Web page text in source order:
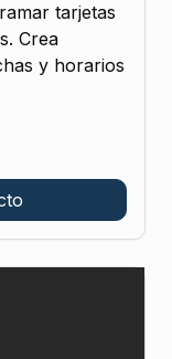
tarjetas
Crea
y horarios